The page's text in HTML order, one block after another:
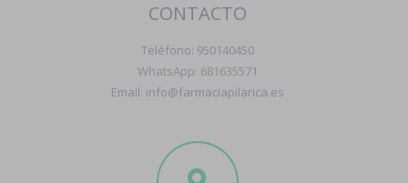
CONTACTO
Teléfono: 950140450
WhatsApp: 681635571
Email: info@farmaciapilarica.es